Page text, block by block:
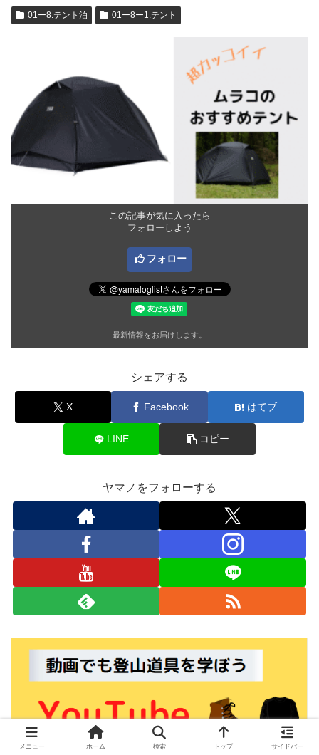
01ー8.テント泊 01ー8ー1.テント
この記事が気に入ったら
フォローしよう
フォロー
最新情報をお届けします。
シェアする
X Facebook はてブ
LINE コピー
ヤマノをフォローする
メニュー ホーム 検索 トップ サイドバー